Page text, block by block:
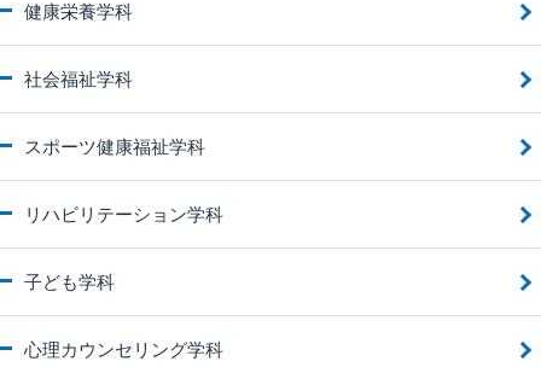
健康栄養学科
社会福祉学科
スポーツ健康福祉学科
リハビリテーション学科
子ども学科
心理カウンセリング学科